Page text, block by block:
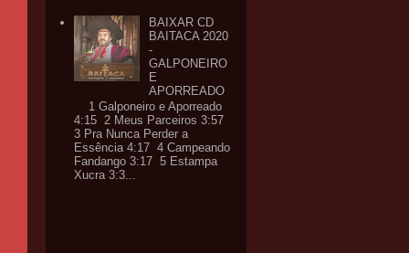
BAIXAR CD
BAITACA 2020
-
GALPONEIRO
E
APORREADO
1 Galponeiro e Aporreado
4:15 2 Meus Parceiros 3:57
3 Pra Nunca Perder a
Essência 4:17 4 Campeando
Fandango 3:17 5 Estampa
Xucra 3:3...